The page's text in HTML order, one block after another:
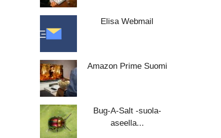
Elisa Webmail
Amazon Prime Suomi
Bug-A-Salt -suola-
aseella...